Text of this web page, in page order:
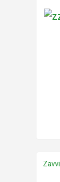
Zavvi